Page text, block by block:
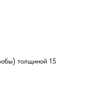
толщиной 15